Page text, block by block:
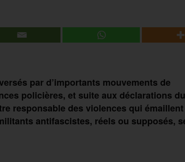
par d’importants mouvements de
policières, et suite aux déclarations du
responsable des violences qui
antifascistes, réels ou supposés,